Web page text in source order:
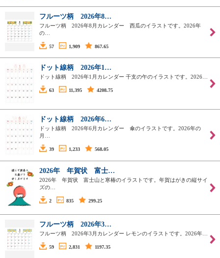
フルーツ柄 2026年8…
フルーツ柄 2026年8月カレンダー 西瓜のイラストです。2026年
の…
57 1,909 867.65
ドット線柄 2026年1…
ドット線柄 2026年1月カレンダー 干支の午のイラストです。2026…
63 11,395 4208.75
ドット線柄 2026年6…
ドット線柄 2026年6月カレンダー 傘のイラストです。2026年の
月…
39 1,233 568.05
2026年 年賀状 富士…
2026年 年賀状 富士山と寒椿のイラストです。年賀はがきの縦サイ
ズの…
2 835 299.25
フルーツ柄 2026年3…
フルーツ柄 2026年3月カレンダー レモンのイラストです。2026年…
59 2,831 1197.35